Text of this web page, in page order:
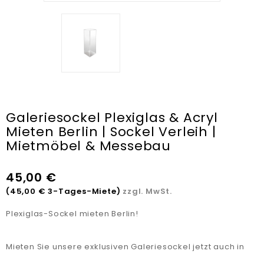
Galeriesockel Plexiglas & Acryl
Mieten Berlin | Sockel Verleih |
Mietmöbel & Messebau
45,00 €
(45,00 € 3-Tages-Miete) zzgl. MwSt.
Plexiglas-Sockel mieten Berlin!
Mieten Sie unsere exklusiven Galeriesockel jetzt auch in